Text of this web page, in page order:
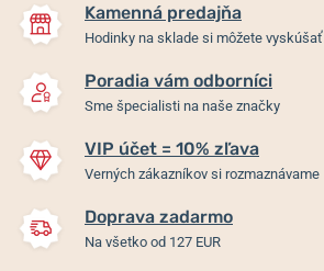
Kamenná predajňa
Hodinky na sklade si môžete vyskúšať
Poradia vám odborníci
Sme špecialisti na naše značky
VIP účet = 10% zľava
Verných zákazníkov si rozmaznávame
Doprava zadarmo
Na všetko od 127 EUR